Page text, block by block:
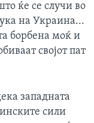
ќе се случи во
на Украина...
борбена моќ и
својот пат
западната
сили